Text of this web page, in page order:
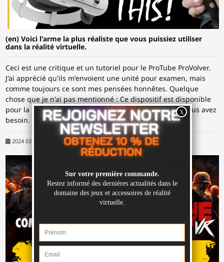
(en) Voici l'arme la plus réaliste que vous puissiez utiliser
dans la réalité virtuelle.
Ceci est une critique et un tutoriel pour le ProTube ProVolver.
J'ai apprécié qu'ils m'envoient une unité pour examen, mais
comme toujours ce sont mes pensées honnêtes. Quelque
chose que je n'ai pas mentionné : Ce dispositif est disponible
pour la main gauche et la main droite, selon ce dont vous avez
besoin.
2024 03 29 Bringhurst VR